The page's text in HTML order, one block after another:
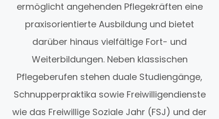
ermöglicht angehenden Pflegekräften eine
praxisorientierte Ausbildung und bietet
darüber hinaus vielfältige Fort- und
Weiterbildungen. Neben klassischen
Pflegeberufen stehen duale Studiengänge,
Schnupperpraktika sowie Freiwilligendienste
wie das Freiwillige Soziale Jahr (FSJ) und der